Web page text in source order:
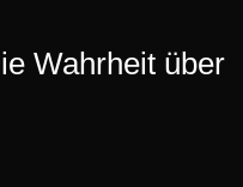
Wahrheit über